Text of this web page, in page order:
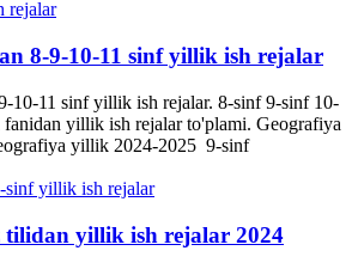
8-9-10-11 sinf yillik ish rejalar
10-11 sinf yillik ish rejalar. 8-sinf 9-sinf 10-
yillik ish rejalar to'plami. Geografiya
yillik 2024-2025 9-sinf
tilidan yillik ish rejalar 2024